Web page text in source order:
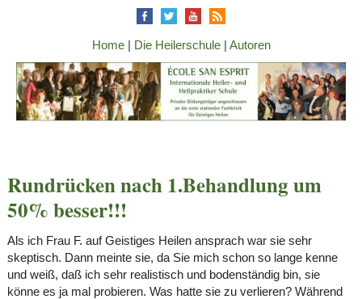
Home| Die Heilerschule| Autoren
Rundrücken nach 1.Behandlung um
50% besser!!!
Als ich Frau F. auf Geistiges Heilen ansprach war sie sehr
skeptisch. Dann meinte sie, da Sie mich schon so lange kenne
und weiß, daß ich sehr realistisch und bodenständig bin, sie
könne es ja mal probieren. Was hatte sie zu verlieren? Während